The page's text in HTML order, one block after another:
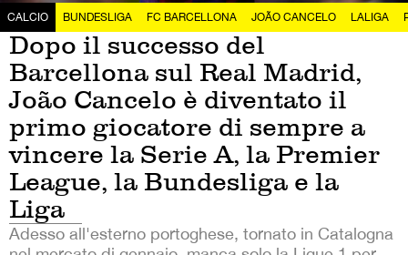
CALCIO BUNDESLIGA FC BARCELLONA JOÃO CANCELO LALIGA
Dopo il successo del
Barcellona sul Real Madrid,
João Cancelo è diventato il
primo giocatore di sempre a
vincere la Serie A, la Premier
League, la Bundesliga e la
Liga
Adesso all'esterno portoghese, tornato in Catalogna